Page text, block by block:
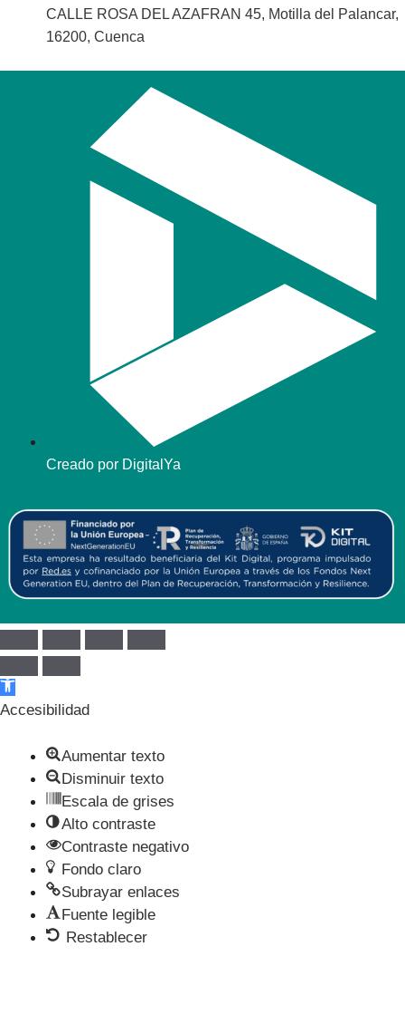
CALLE ROSA DEL AZAFRAN 45, Motilla del Palancar,
16200, Cuenca
Creado por DigitalYa
Abrir barra de herramientas
Accesibilidad
Aumentar texto
Disminuir texto
Escala de grises
Alto contraste
Contraste negativo
Fondo claro
Subrayar enlaces
Fuente legible
Restablecer